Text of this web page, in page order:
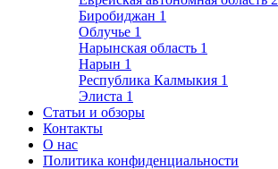
Биробиджан 1
Облучье 1
Нарынская область 1
Нарын 1
Республика Калмыкия 1
Элиста 1
Статьи и обзоры
Контакты
О нас
Политика конфиденциальности